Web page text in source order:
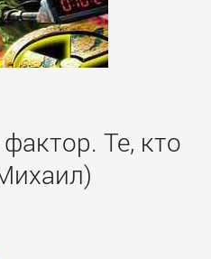
Те, кто